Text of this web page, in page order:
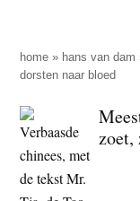
p
d
e
z
e
s
i
n
e
n
d
e
home » hans van dam
dorsten naar bloed
zoet,